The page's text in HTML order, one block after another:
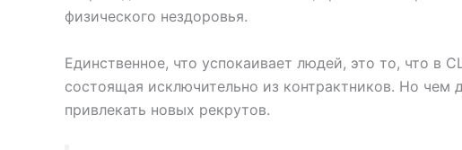
физического нездоровья.
Единственное, что успокаивает людей, это то, что в
состоящая исключительно из контрактников. Но чем
привлекать новых рекрутов.